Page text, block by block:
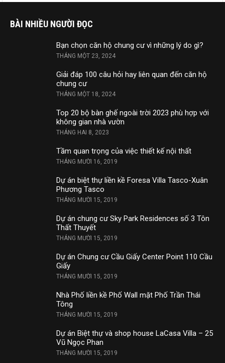
BÀI NHIỀU NGƯỜI ĐỌC
Bạn chọn căn hộ chung cư vì những lý do gì?
THÁNG MỘT 23, 2024
Giải đáp 100 câu hỏi hay liên quan đến căn hộ
chung cư
THÁNG MỘT 18, 2024
Top 20 bộ bàn ghế ngoài trời 2023 phù hợp với
không gian nhà vườn
THÁNG HAI 8, 2023
Tầm quan trọng của việc thiết kế nội thất
THÁNG MƯỜI 16, 2019
Dự án biệt thự liền kề Foresa Villa Tasco-Xuân
Phương Tasco
THÁNG MƯỜI 15, 2019
Dự án chung cư Sky Park Residences số 3 Tôn
Thất Thuyết
THÁNG MƯỜI 15, 2019
Dự án Chung cư Cầu Giấy Center Point 110 Cầu
Giấy
THÁNG MƯỜI 15, 2019
Nhà Phố liền kề Phố Wall mặt Phố Trần Thái
Tông
THÁNG MƯỜI 15, 2019
Dự án Biệt thự và shop house LaCasa Villa – 25
Vũ Ngọc Phan
THÁNG MƯỜI 15, 2019